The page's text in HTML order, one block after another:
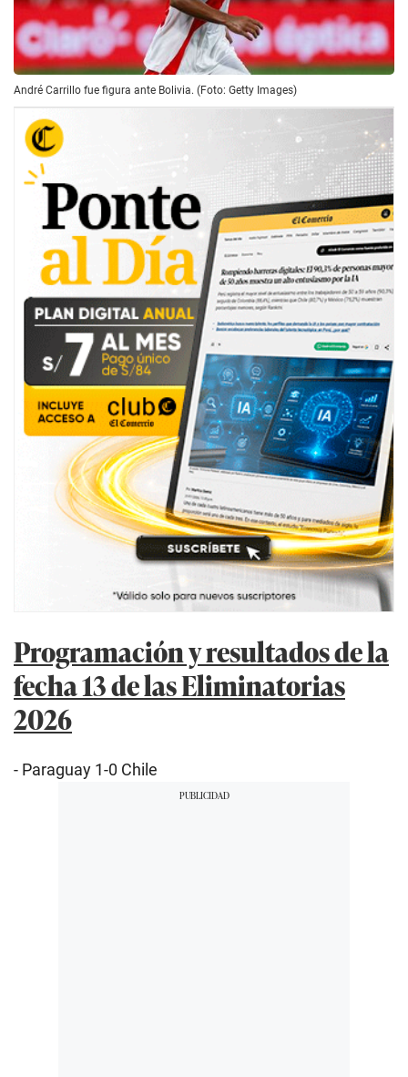
André Carrillo fue figura ante Bolivia. (Foto: Getty Images)
Programación y resultados de la
fecha 13 de las Eliminatorias
2026
- Paraguay 1-0 Chile